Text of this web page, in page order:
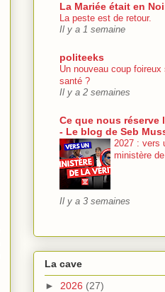
La Mariée était en
La peste est de retour.
Il y a 1 semaine
politeeks
Un nouveau coup foireux
santé ?
Il y a 2 semaines
Ce que nous réserve
- Le blog de Seb
2027 : vers
ministère
Il y a 3 semaines
La cave
► 2026 (27)